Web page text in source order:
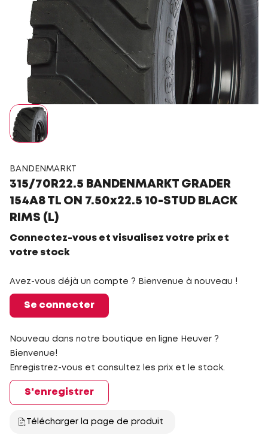
BANDENMARKT
315/70R22.5 BANDENMARKT GRADER
154A8 TL ON 7.50x22.5 10-STUD BLACK
RIMS (L)
Connectez-vous et visualisez votre prix et
votre stock
Avez-vous déjà un compte ? Bienvenue à nouveau !
Se connecter
Nouveau dans notre boutique en ligne Heuver ?
Bienvenue!
Enregistrez-vous et consultez les prix et le stock.
S'enregistrer
Télécharger la page de produit